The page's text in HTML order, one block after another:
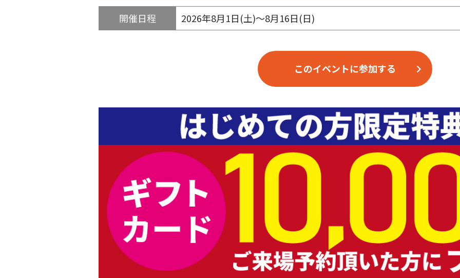
開催日程 2026年8月1日(土)～8月16日(日)
このイベントに参加する